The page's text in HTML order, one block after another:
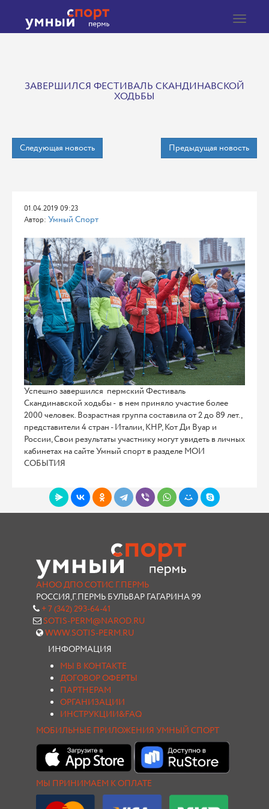
Toggle
ЗАВЕРШИЛСЯ ФЕСТИВАЛЬ СКАНДИНАВСКОЙ
ХОДЬБЫ
Следующая новость Предыдущая новость
01.04.2019 09:23
Автор: Умный Спорт
Успешно завершился пермский Фестиваль
Скандинавской ходьбы - в нем приняло участие более
2000 человек. Возрастная группа составила от 2 до 89 лет. ,
представители 4 стран - Италии, КНР, Кот Ди Вуар и
России, Свои результаты участнику могут увидеть в личных
кабинетах на сайте Умный спорт в разделе МОИ
СОБЫТИЯ
АНОО ДПО СОТИС Г.ПЕРМЬ
РОССИЯ,Г.ПЕРМЬ БУЛЬВАР ГАГАРИНА 99
+ 7 (342) 293-64-41
SOTIS-PERM@NAROD.RU
WWW.SOTIS-PERM.RU
ИНФОРМАЦИЯ
МЫ В КОНТАКТЕ
ДОГОВОР ОФЕРТЫ
ПАРТНЕРАМ
ОРГАНИЗАЦИИ
ИНСТРУКЦИИ&FAQ
МОБИЛЬНЫЕ ПРИЛОЖЕНИЯ УМНЫЙ СПОРТ
МЫ ПРИНИМАЕМ К ОПЛАТЕ